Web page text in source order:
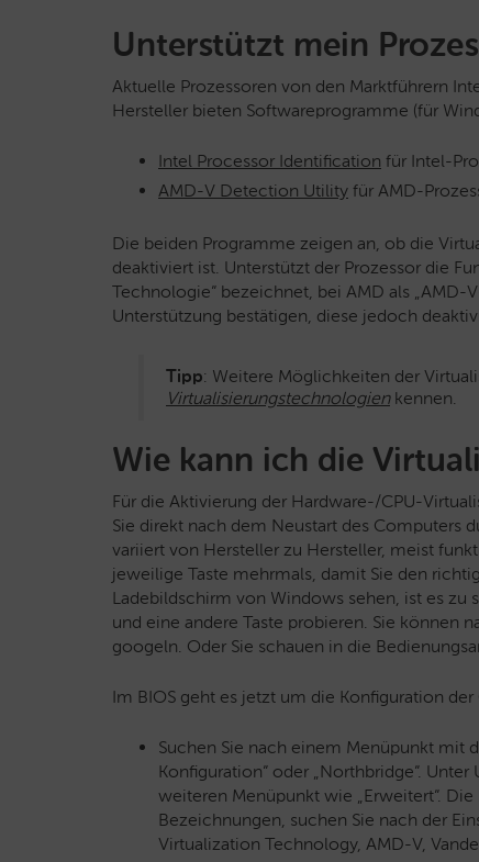
Unterstützt mein
Aktuelle Prozessoren von den Marktführern
Hersteller bieten Softwareprogramme (für
Intel Processor Identification für Intel-
AMD-V Detection Utility für AMD-
Die beiden Programme zeigen an, ob die
deaktiviert ist. Unterstützt der Prozessor die
Technologie“ bezeichnet, bei AMD als
Unterstützung bestätigen, diese jedoch
Tipp: Weitere Möglichkeiten der
Virtualisierungstechnologienkennen.
Wie kann ich die
Für die Aktivierung der Hardware-/CPU-
Sie direkt nach dem Neustart des Computers
variiert von Hersteller zu Hersteller, meist
jeweilige Taste mehrmals, damit Sie den
Ladebildschirm von Windows sehen, ist es zu
und eine andere Taste probieren. Sie können
googeln. Oder Sie schauen in die
Im BIOS geht es jetzt um die Konfiguration der
Suchen Sie nach einem Menüpunkt mit
Konfiguration“ oder „Northbridge“.
weiteren Menüpunkt wie „Erweitert“.
Bezeichnungen, suchen Sie nach der
Virtualization Technology, AMD-V,